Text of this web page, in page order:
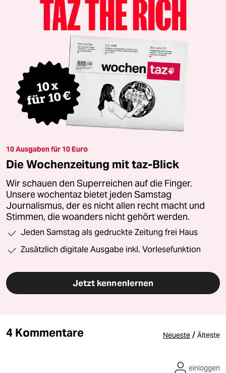
10 Ausgaben für 10 Euro
Die Wochenzeitung mit taz-Blick
Wir schauen den Superreichen auf die Finger.
Unsere wochentaz bietet jeden Samstag
Journalismus, der es nicht allen recht macht und
Stimmen, die woanders nicht gehört werden.
Jeden Samstag als gedruckte Zeitung frei Haus
Zusätzlich digitale Ausgabe inkl. Vorlesefunktion
Jetzt kennenlernen
4 Kommentare Neueste / Älteste
einloggen